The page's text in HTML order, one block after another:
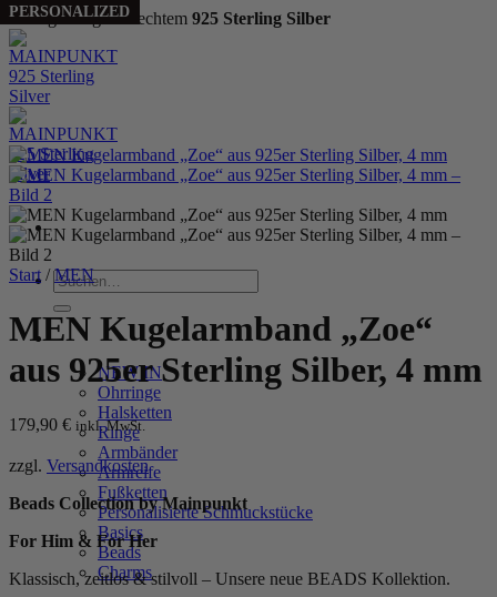
Handgefertigt aus echtem 925 Sterling Silber
Zum
Inhalt
springen
Suchen
nach:
WOMEN
NEW IN
Ohrringe
Halsketten
Ringe
Armbänder
Armreife
Fußketten
Personalisierte Schmuckstücke
Basics
Beads
Charms
Start / MEN
MEN Kugelarmband „Zoe“
aus 925er Sterling Silber, 4 mm
179,90 € inkl. MwSt.
zzgl. Versandkosten
Beads Collection by Mainpunkt
For Him & For Her
Klassisch, zeitlos & stilvoll – Unsere neue BEADS Kollektion.
PERSONALIZED